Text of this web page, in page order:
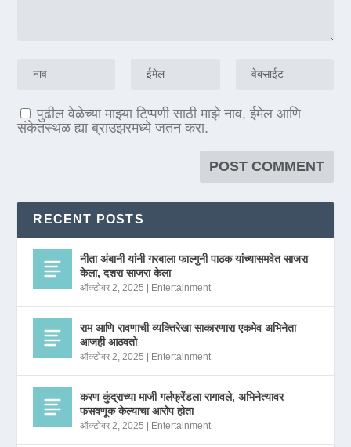
पुढील वेळेच्या माझ्या टिप्पणी साठी माझे नाव, ईमेल आणि
संकेतस्थळ ह्या ब्राउझरमध्ये जतन करा.
RECENT POSTS
नीता अंबानी यांनी गरबाला फाल्गुनी पाठक यांच्यासमवेत साजरा
केला, दशरा साजरा केला
ऑक्टोबर 2, 2025 Entertainment
राम आणि रावणाची व्यक्तिरेखा साकारणारा एकमेव अभिनेता
आजही आठवतो
ऑक्टोबर 2, 2025 Entertainment
करण कुंद्राच्या माजी गर्लफ्रेंडला रागावले, अभिनेत्यावर
फसवणूक केल्याचा आरोप होता
ऑक्टोबर 2, 2025 Entertainment